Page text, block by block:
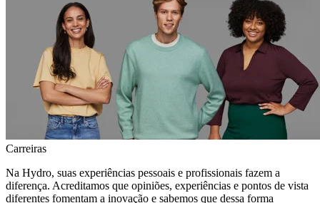
Carreiras
Na Hydro, suas experiências pessoais e profissionais fazem a
diferença. Acreditamos que opiniões, experiências e pontos de vista
diferentes fomentam a inovação e sabemos que dessa forma